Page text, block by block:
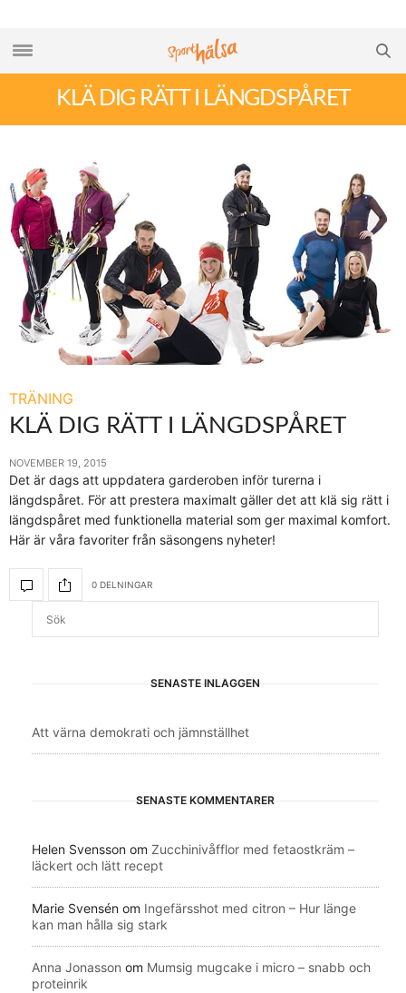
KLÄ DIG RÄTT I LÄNGDSPÅRET
TRÄNING
KLÄ DIG RÄTT I LÄNGDSPÅRET
NOVEMBER 19, 2015
Det är dags att uppdatera garderoben inför turerna i
längdspåret. För att prestera maximalt gäller det att klä sig rätt i
längdspåret med funktionella material som ger maximal komfort.
Här är våra favoriter från säsongens nyheter!
0 DELNINGAR
SENASTE INLÄGGEN
Att värna demokrati och jämnställhet
SENASTE KOMMENTARER
Helen Svensson om Zucchinivåfflor med fetaostkräm –
läckert och lätt recept
Marie Svensén om Ingefärsshot med citron – Hur länge
kan man hålla sig stark
Anna Jonasson om Mumsig mugcake i micro – snabb och
proteinrik